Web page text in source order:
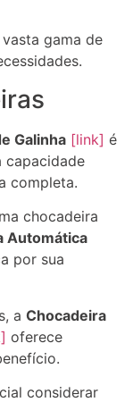
gama de
Galinha [link] é
capacidade
completa.
chocadeira
Automática
por sua
a Chocadeira
oferece
considerar